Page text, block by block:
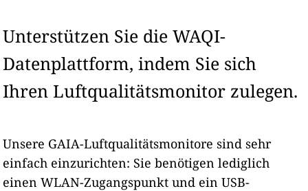
Unterstützen Sie die WAQI-
Datenplattform, indem Sie sich
Ihren Luftqualitätsmonitor zulegen.
Unsere GAIA-Luftqualitätsmonitore sind sehr
einfach einzurichten: Sie benötigen lediglich
einen WLAN-Zugangspunkt und ein USB-